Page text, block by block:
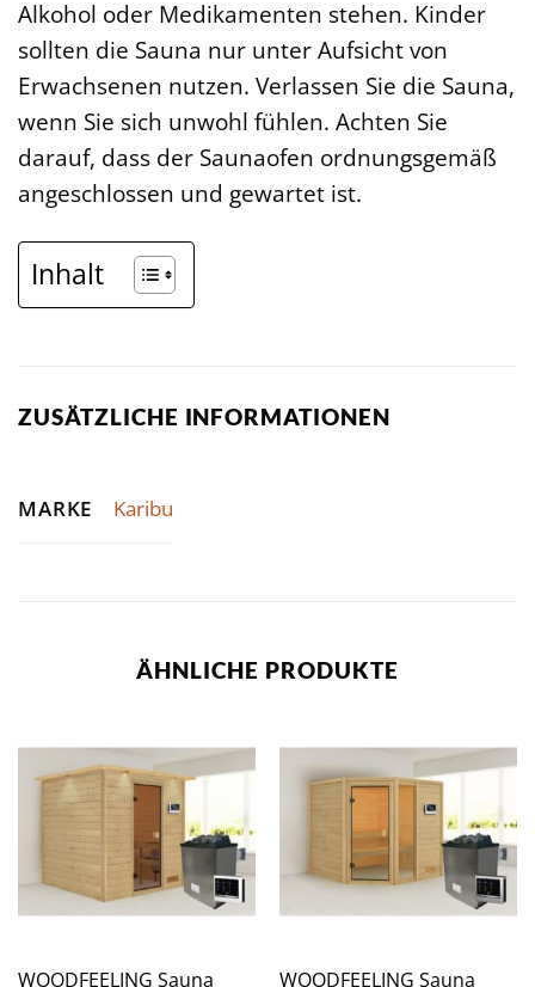
Alkohol oder Medikamenten stehen. Kinder
sollten die Sauna nur unter Aufsicht von
Erwachsenen nutzen. Verlassen Sie die Sauna,
wenn Sie sich unwohl fühlen. Achten Sie
darauf, dass der Saunaofen ordnungsgemäß
angeschlossen und gewartet ist.
Inhalt
ZUSÄTZLICHE INFORMATIONEN
MARKE Karibu
ÄHNLICHE PRODUKTE
WOODFEELING Sauna WOODFEELING Sauna